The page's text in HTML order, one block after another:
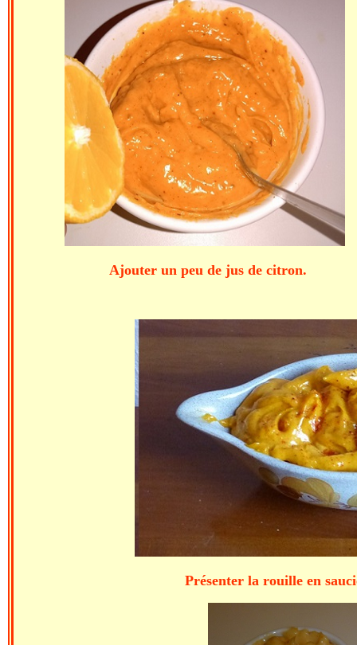
Ajouter un peu de jus de citron.
Présenter la rouille en saucière ou en mini